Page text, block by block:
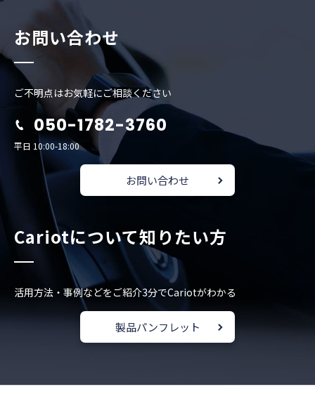
お問い合わせ
ご不明点はお気軽にご相談ください
050-1782-3760
平日 10:00-18:00
お問い合わせ
Cariotについて知りたい方
活用方法・事例などをご紹介3分でCariotがわかる
製品パンフレット